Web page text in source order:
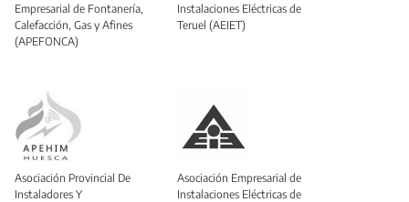
Empresarial de Fontanería,
Calefacción, Gas y Afines
(APEFONCA)
Instalaciones Eléctricas de
Teruel (AEIET)
Asociación Provincial De
Instaladores Y
Asociación Empresarial de
Instalaciones Eléctricas de